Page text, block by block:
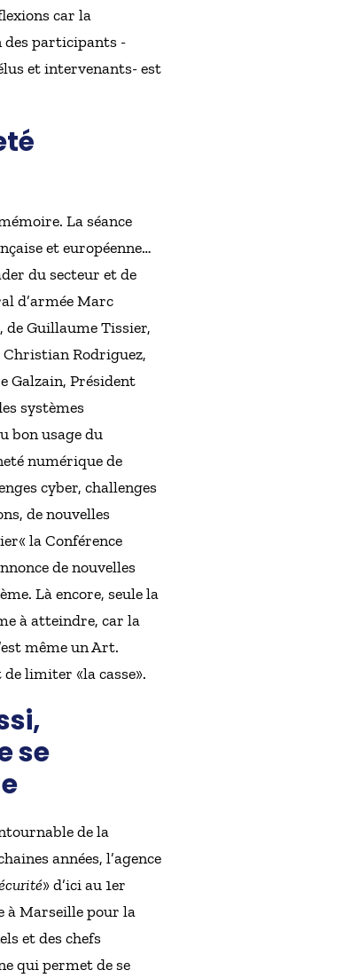
car la
des participants -
et intervenants- est
La séance
et européenne…
du secteur et de
d’armée Marc
de Guillaume Tissier,
Christian Rodriguez,
Galzain, Président
systèmes
bon usage du
numérique de
cyber, challenges
de nouvelles
la Conférence
de nouvelles
Là encore, seule la
à atteindre, car la
même un Art.
limiter «la casse».
se
de la
années, l’agence
» d’ici au 1er
à Marseille pour la
et des chefs
qui permet de se